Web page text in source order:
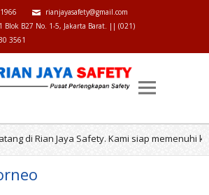
rianjayasafety@gmail.com
Blok B27 No. 1-5, Jakarta Barat. || (021)
3561
di Rian Jaya Safety. Kami siap memenuhi